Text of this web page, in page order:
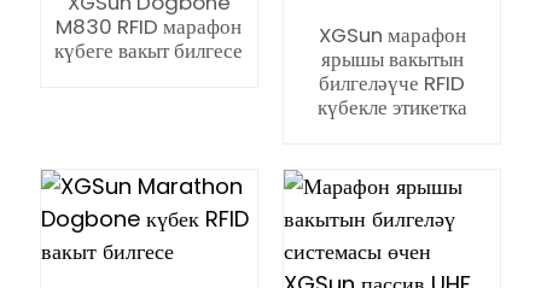
M830 RFID марафон
күбеге вакыт билгесе
XGSun марафон
ярышы вакытын
билгеләүче RFID
күбекле этикетка